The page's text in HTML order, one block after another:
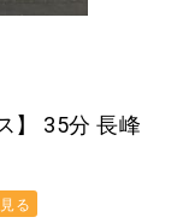
】 35分 長峰
る